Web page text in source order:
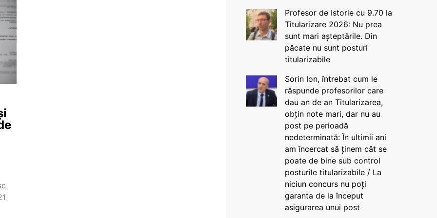
Profesor de Istorie cu 9.70 la
Titularizare 2026: Nu prea
sunt mari așteptările. Din
păcate nu sunt posturi
titularizabile
Sorin Ion, întrebat cum le
răspunde profesorilor care
dau an de an Titularizarea,
obțin note mari, dar nu au
post pe perioadă
nedeterminată: În ultimii ani
am încercat să ținem cât se
poate de bine sub control
posturile titularizabile / La
niciun concurs nu poți
garanta de la început
asigurarea unui post